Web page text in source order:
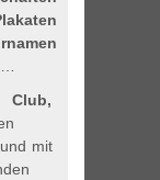
Club,
und mit